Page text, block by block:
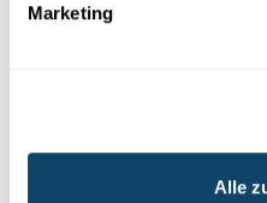
Marketing
Alle